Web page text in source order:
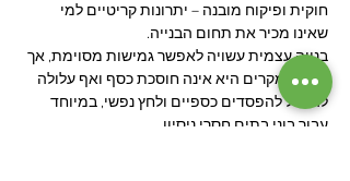
חוקית ופיקוח מובנה – יתרונות קריטיים למי
שאינו מכיר את תחום הבנייה.
בנייה עצמית עשויה לאפשר גמישות מסוימת, אך
ברוב המקרים היא אינה חוסכת כסף ואף עלולה
להוביל להפסדים כספיים ולחץ נפשי, במיוחד
עבור בוני בתים חסרי ניסיון.